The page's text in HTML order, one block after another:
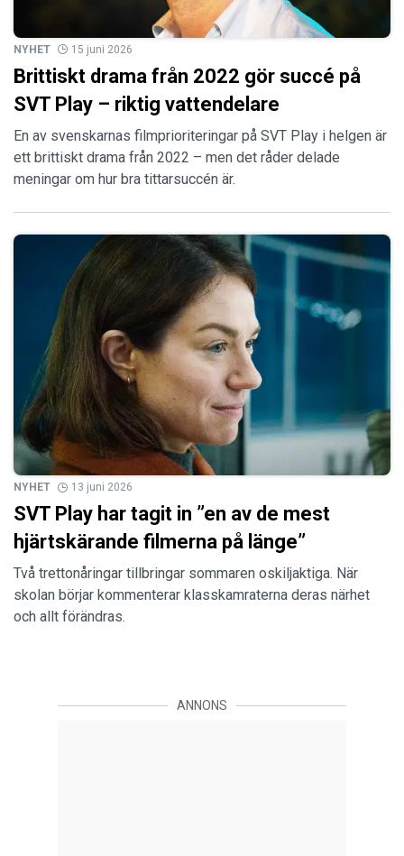
NYHET 15 juni 2026
Brittiskt drama från 2022 gör succé på
SVT Play – riktig vattendelare
En av svenskarnas filmprioriteringar på SVT Play i helgen är
ett brittiskt drama från 2022 – men det råder delade
meningar om hur bra tittarsuccén är.
NYHET 13 juni 2026
SVT Play har tagit in ”en av de mest
hjärtskärande filmerna på länge”
Två trettonåringar tillbringar sommaren oskiljaktiga. När
skolan börjar kommenterar klasskamraterna deras närhet
och allt förändras.
ANNONS